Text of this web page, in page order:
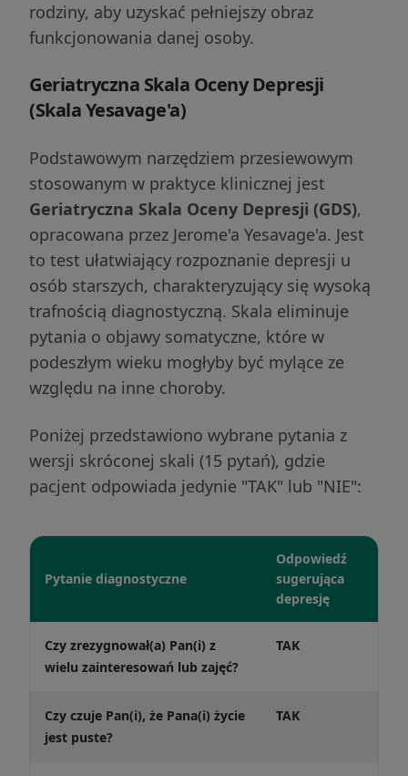
rodziny, aby uzyskać pełniejszy obraz
funkcjonowania danej osoby.
Geriatryczna Skala Oceny Depresji
(Skala Yesavage'a)
Podstawowym narzędziem przesiewowym
stosowanym w praktyce klinicznej jest
Geriatryczna Skala Oceny Depresji (GDS),
opracowana przez Jerome'a Yesavage'a. Jest
to test ułatwiający rozpoznanie depresji u
osób starszych, charakteryzujący się wysoką
trafnością diagnostyczną. Skala eliminuje
pytania o objawy somatyczne, które w
podeszłym wieku mogłyby być mylące ze
względu na inne choroby.
Poniżej przedstawiono wybrane pytania z
wersji skróconej skali (15 pytań), gdzie
pacjent odpowiada jedynie "TAK" lub "NIE":
Pytanie diagnostyczne
Odpowiedź
sugerująca
depresję
Czy zrezygnował(a) Pan(i) z
wielu zainteresowań lub zajęć?
TAK
Czy czuje Pan(i), że Pana(i) życie
jest puste?
TAK